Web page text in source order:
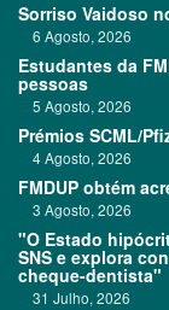
Sorriso Vaidoso
6 Agosto, 2026
Estudantes da
pessoas
5 Agosto, 2026
Prémios SCML/
4 Agosto, 2026
FMDUP obtém
3 Agosto, 2026
"O Estado
SNS e explora
cheque-dentista"
31 Julho, 2026